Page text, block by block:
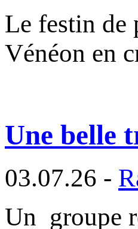
Le festin de
Vénéon en
Une belle
03.07.26 -
Un groupe